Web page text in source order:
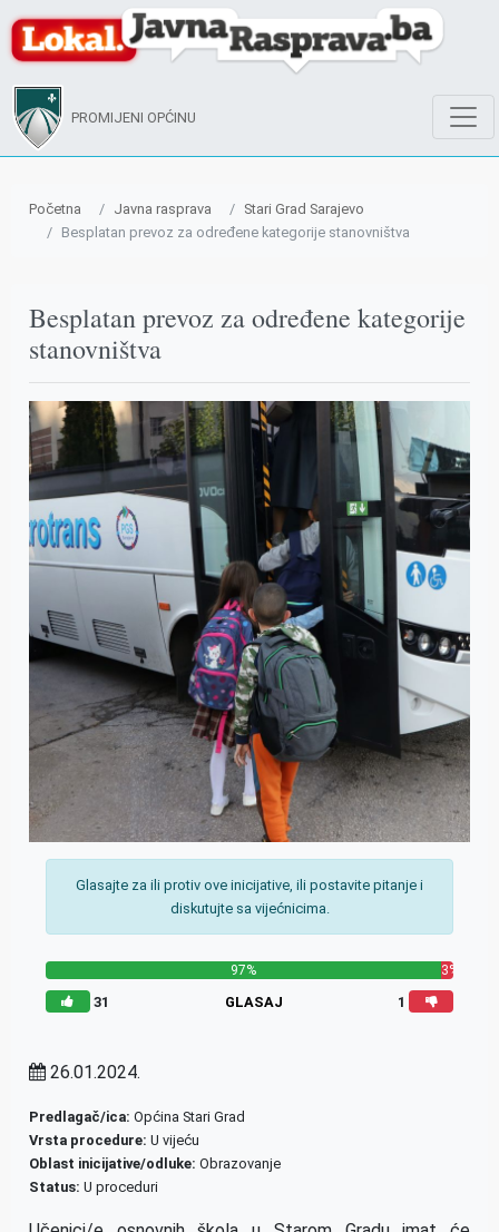
PROMIJENI OPĆINU
Početna Javna rasprava
Stari Grad Sarajevo
Besplatan prevoz za određene kategorije stanovništva
Besplatan prevoz za određene kategorije
stanovništva
Glasajte za ili protiv ove inicijative, ili postavite pitanje i
diskutujte sa vijećnicima.
97% 3%
31 GLASAJ 1
26.01.2024.
Predlagač/ica: Općina Stari Grad
Vrsta procedure: U vijeću
Oblast inicijative/odluke: Obrazovanje
Status: U proceduri